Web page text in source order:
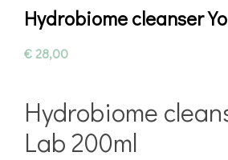
Hydrobiome cleanser
€ 28,00
Hydrobiome
Lab 200ml